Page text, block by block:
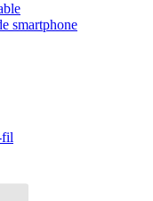
smartphone
fil